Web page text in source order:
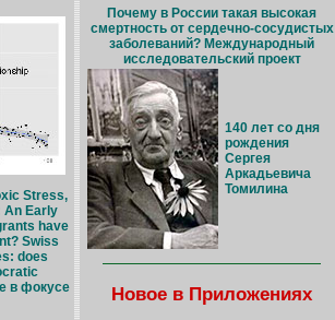
Stress,
An Early
have
Swiss
does
в фокусе
Почему в России такая высокая
смертность от сердечно-сосудистых
заболеваний? Международный
исследовательский проект
140 лет со дня
рождения
Сергея
Аркадьевича
Томилина
Новое в Приложениях